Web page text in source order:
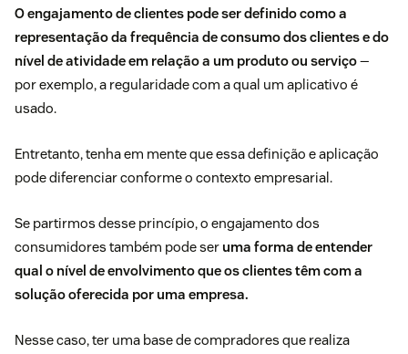
O engajamento de clientes pode ser definido como a
representação da frequência de consumo dos clientes e do
nível de atividade em relação a um produto ou serviço—
por exemplo, a regularidade com a qual um aplicativo é
usado.
Entretanto, tenha em mente que essa definição e aplicação
pode diferenciar conforme o contexto empresarial.
Se partirmos desse princípio, o engajamento dos
consumidores também pode ser uma forma de entender
qual o nível de envolvimento que os clientes têm com a
solução oferecida por uma empresa.
Nesse caso, ter uma base de compradores que realiza